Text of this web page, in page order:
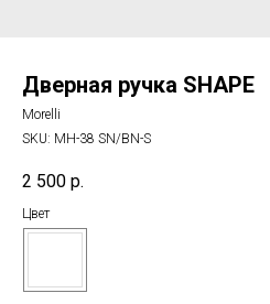
Дверная ручка SHAPE
Morelli
SKU: MH-38 SN/BN-S
2 500 р.
Цвет